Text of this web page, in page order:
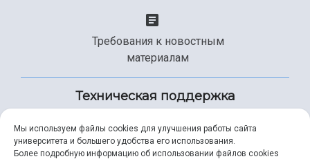
Требования к новостным
материалам
Техническая поддержка
+7 (846) 267-49-99
Мы используем файлы cookies для улучшения работы сайта
университета и большего удобства его использования.
Более подробную информацию об использовании файлов cookies